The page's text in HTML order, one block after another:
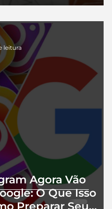
Agora Vão
O Que Isso
leitura